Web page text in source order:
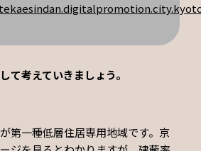
考えていきましょう。
第一種低層住居専用地域です。京